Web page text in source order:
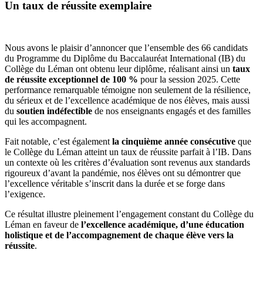
Un taux de réussite exemplaire
Nous avons le plaisir d’annoncer que l’ensemble des 66 candidats
du Programme du Diplôme du Baccalauréat International (IB) du
Collège du Léman ont obtenu leur diplôme, réalisant ainsi un taux
de réussite exceptionnel de 100 % pour la session 2025. Cette
performance remarquable témoigne non seulement de la résilience,
du sérieux et de l’excellence académique de nos élèves, mais aussi
du soutien indéfectible de nos enseignants engagés et des familles
qui les accompagnent.
Fait notable, c’est également la cinquième année consécutive que
le Collège du Léman atteint un taux de réussite parfait à l’IB. Dans
un contexte où les critères d’évaluation sont revenus aux standards
rigoureux d’avant la pandémie, nos élèves ont su démontrer que
l’excellence véritable s’inscrit dans la durée et se forge dans
l’exigence.
Ce résultat illustre pleinement l’engagement constant du Collège du
Léman en faveur de l’excellence académique, d’une éducation
holistique et de l’accompagnement de chaque élève vers la
réussite.